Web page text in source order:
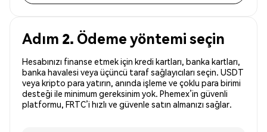
Adım 2. Ödeme yöntemi seçin
Hesabınızı finanse etmek için kredi kartları, banka kartları,
banka havalesi veya üçüncü taraf sağlayıcıları seçin. USDT
veya kripto para yatırın, anında işleme ve çoklu para birimi
desteği ile minimum gereksinim yok. Phemex’in güvenli
platformu, FRTC’i hızlı ve güvenle satın almanızı sağlar.